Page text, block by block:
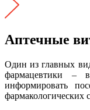
Аптечные
Один из главных
фармацевтики –
информировать
фармакологических